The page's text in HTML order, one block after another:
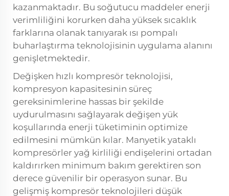
kazanmaktadır. Bu soğutucu maddeler enerji
verimliliğini korurken daha yüksek sıcaklık
farklarına olanak tanıyarak ısı pompalı
buharlaştırma teknolojisinin uygulama alanını
genişletmektedir.
Değişken hızlı kompresör teknolojisi,
kompresyon kapasitesinin süreç
gereksinimlerine hassas bir şekilde
uydurulmasını sağlayarak değişen yük
koşullarında enerji tüketiminin optimize
edilmesini mümkün kılar. Manyetik yataklı
kompresörler yağ kirliliği endişelerini ortadan
kaldırırken minimum bakım gerektiren son
derece güvenilir bir operasyon sunar. Bu
gelişmiş kompresör teknolojileri düşük